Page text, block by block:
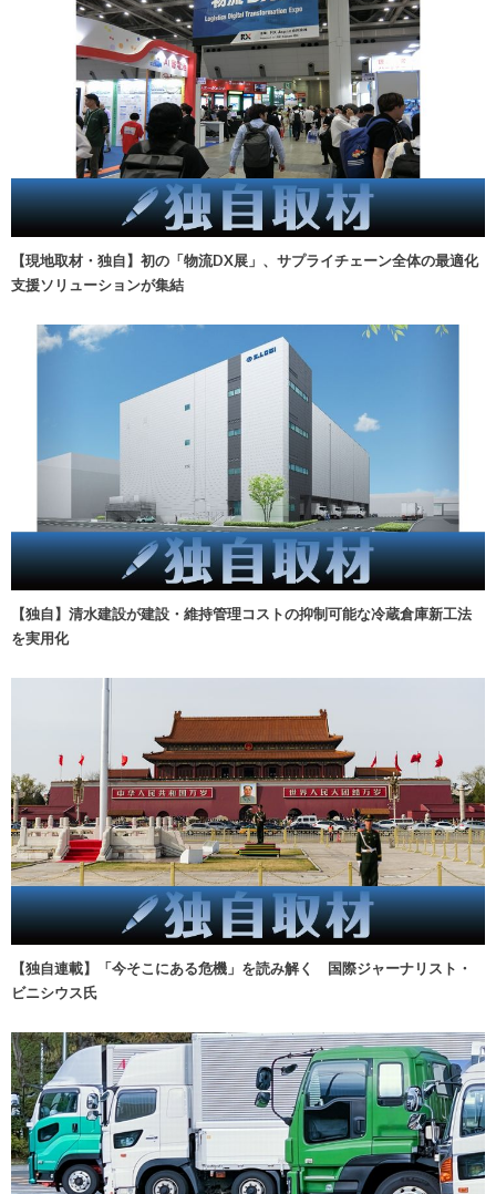
【現地取材・独自】初の「物流DX展」、サプライチェーン全体の最適化
支援ソリューションが集結
【独自】清水建設が建設・維持管理コストの抑制可能な冷蔵倉庫新工法
を実用化
【独自連載】「今そこにある危機」を読み解く 国際ジャーナリスト・
ビニシウス氏